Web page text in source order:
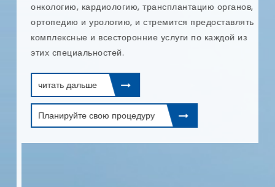
онкологию, кардиологию, трансплантацию органов,
ортопедию и урологию, и стремится предоставлять
комплексные и всесторонние услуги по каждой из
этих специальностей.
читать дальше
Планируйте свою процедуру